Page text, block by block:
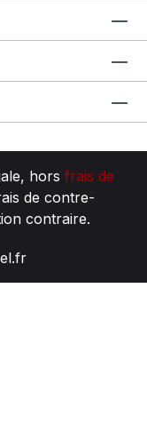
hors frais de
de contre-
contraire.